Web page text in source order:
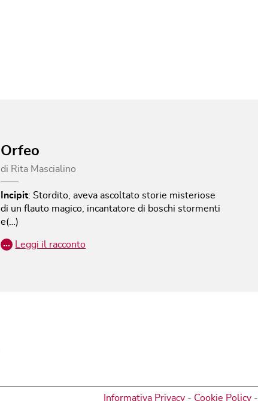
Orfeo
di Rita Mascialino
Incipit: Stordito, aveva ascoltato storie misteriose
di un flauto magico, incantatore di boschi stormenti
e(…)
… Leggi il racconto
Informativa Privacy - Cookie Policy -